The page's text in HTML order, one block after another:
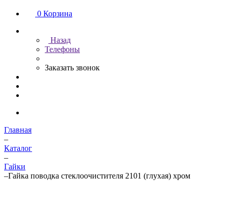
0 Корзина
Назад
Телефоны
Заказать звонок
Главная
–
Каталог
–
Гайки
–Гайка поводка стеклоочистителя 2101 (глухая) хром